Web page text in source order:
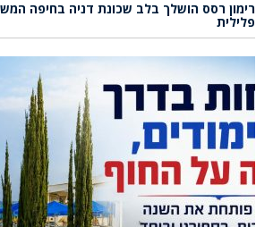
רימון רסס הושלך בלב שכונת דניה בחיפה
פלילית